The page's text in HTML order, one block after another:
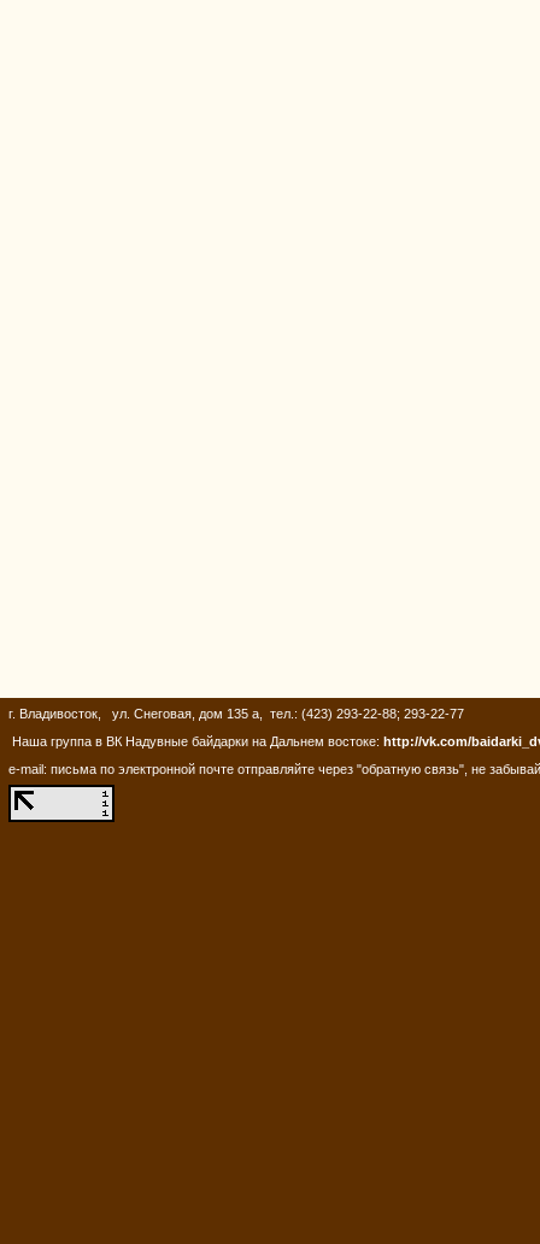
г. Владивосток, ул. Снеговая, дом 135 а, тел.: (423) 293-22-88; 293-22-77
Наша группа в ВК Надувные байдарки на Дальнем востоке: http://vk.com/
e-mail: письма по электронной почте отправляйте через "обратную связь", не